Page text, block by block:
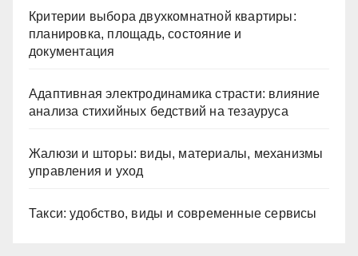
Критерии выбора двухкомнатной квартиры:
планировка, площадь, состояние и
документация
Адаптивная электродинамика страсти: влияние
анализа стихийных бедствий на тезауруса
Жалюзи и шторы: виды, материалы, механизмы
управления и уход
Такси: удобство, виды и современные сервисы